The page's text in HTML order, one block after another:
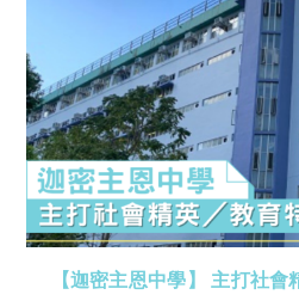
【迦密主恩中學】 主打社